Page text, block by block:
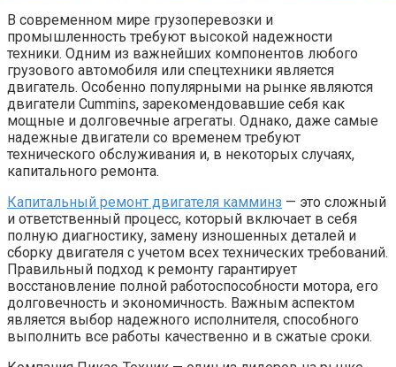
В современном мире грузоперевозки и
промышленность требуют высокой надежности
техники. Одним из важнейших компонентов любого
грузового автомобиля или спецтехники является
двигатель. Особенно популярными на рынке являются
двигатели Cummins, зарекомендовавшие себя как
мощные и долговечные агрегаты. Однако, даже самые
надежные двигатели со временем требуют
технического обслуживания и, в некоторых случаях,
капитального ремонта.
Капитальный ремонт двигателя камминз — это сложный
и ответственный процесс, который включает в себя
полную диагностику, замену изношенных деталей и
сборку двигателя с учетом всех технических требований.
Правильный подход к ремонту гарантирует
восстановление полной работоспособности мотора, его
долговечность и экономичность. Важным аспектом
является выбор надежного исполнителя, способного
выполнить все работы качественно и в сжатые сроки.